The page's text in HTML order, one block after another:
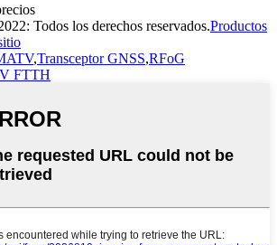
Todos los derechos reservados.Productos
,Transceptor GNSS,RFoG
FTTH